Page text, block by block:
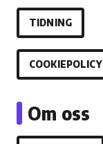
TIDNING
COOKIEPOLICY
Om oss